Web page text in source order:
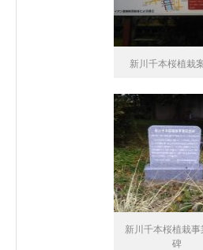
新川千本桜植栽
新川千本桜植栽事
碑